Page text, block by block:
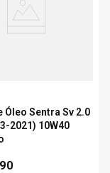
Óleo Sentra Sv 2.0
2021) 10W40